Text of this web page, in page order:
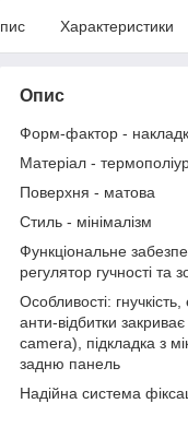
Характеристики
Опис
Форм-фактор -
Матеріал -
Поверхня - матова
Стиль - мінімалізм
Функціональне
регулятор гучності та
Особливості:
анти-відбитки
camera), підкладка з
задню панель
Надійна система